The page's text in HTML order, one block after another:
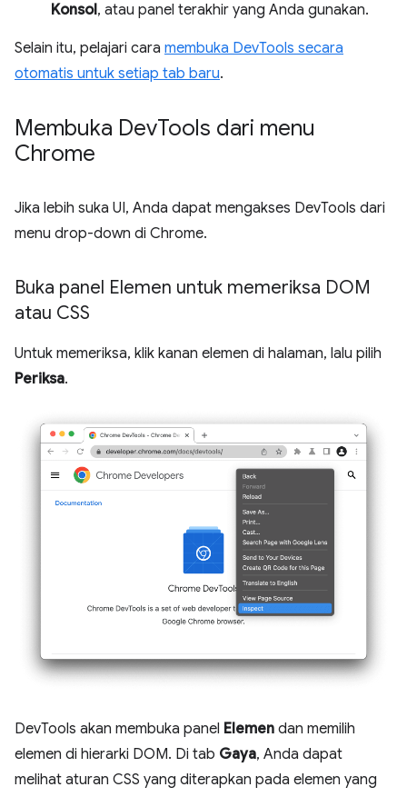
Konsol, atau panel terakhir yang Anda gunakan.
Selain itu, pelajari cara membuka DevTools secara
otomatis untuk setiap tab baru.
Membuka DevTools dari menu
Chrome
Jika lebih suka UI, Anda dapat mengakses DevTools dari
menu drop-down di Chrome.
Buka panel Elemen untuk memeriksa DOM
atau CSS
Untuk memeriksa, klik kanan elemen di halaman, lalu pilih
Periksa.
DevTools akan membuka panel Elemen dan memilih
elemen di hierarki DOM. Di tab Gaya, Anda dapat
melihat aturan CSS yang diterapkan pada elemen yang